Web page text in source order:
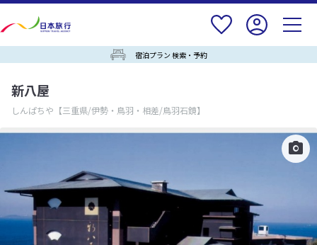
宿泊プラン 検索・予約
新八屋
しんぱちや 【三重県/伊勢・鳥羽・相差/鳥羽石鏡】